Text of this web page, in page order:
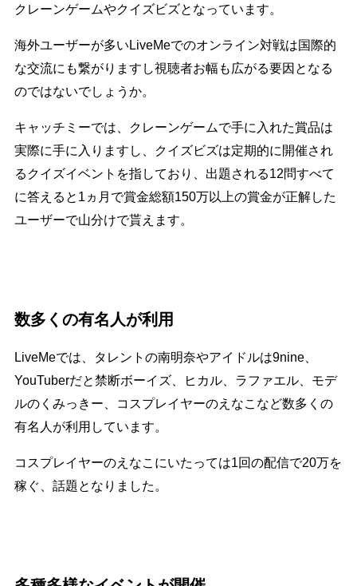
クレーンゲームやクイズビズとなっています。
海外ユーザーが多いLiveMeでのオンライン対戦は国際的
な交流にも繋がりますし視聴者お幅も広がる要因となる
のではないでしょうか。
キャッチミーでは、クレーンゲームで手に入れた賞品は
実際に手に入りますし、クイズビズは定期的に開催され
るクイズイベントを指しており、出題される12問すべて
に答えると1ヵ月で賞金総額150万以上の賞金が正解した
ユーザーで山分けで貰えます。
数多くの有名人が利用
LiveMeでは、タレントの南明奈やアイドルは9nine、
YouTuberだと禁断ボーイズ、ヒカル、ラファエル、モデ
ルのくみっきー、コスプレイヤーのえなこなど数多くの
有名人が利用しています。
コスプレイヤーのえなこにいたっては1回の配信で20万を
稼ぐ、話題となりました。